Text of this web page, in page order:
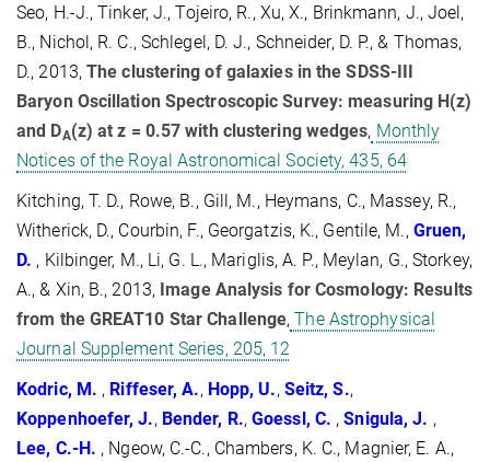
Seo, H.-J., Tinker, J., Tojeiro, R., Xu, X., Brinkmann, J., Joel,
B., Nichol, R. C., Schlegel, D. J., Schneider, D. P., & Thomas,
D., 2013, The clustering of galaxies in the SDSS-III
Baryon Oscillation Spectroscopic Survey: measuring H(z)
and DA(z) at z = 0.57 with clustering wedges, Monthly
Notices of the Royal Astronomical Society, 435, 64
Kitching, T. D., Rowe, B., Gill, M., Heymans, C., Massey, R.,
Witherick, D., Courbin, F., Georgatzis, K., Gentile, M., Gruen,
D. , Kilbinger, M., Li, G. L., Mariglis, A. P., Meylan, G., Storkey,
A., & Xin, B., 2013, Image Analysis for Cosmology: Results
from the GREAT10 Star Challenge, The Astrophysical
Journal Supplement Series, 205, 12
Kodric, M. , Riffeser, A., Hopp, U., Seitz, S.,
Koppenhoefer, J., Bender, R.,Goessl, C. ,Snigula, J. ,
Lee, C.-H. , Ngeow, C.-C., Chambers, K. C., Magnier, E. A.,